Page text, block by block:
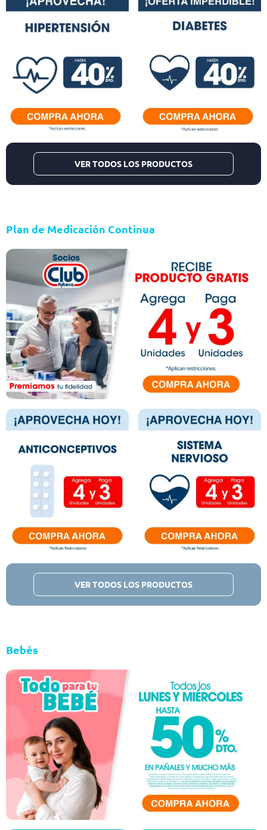
VER TODOS LOS PRODUCTOS
Plan de Medicación Continua
VER TODOS LOS PRODUCTOS
Bebés